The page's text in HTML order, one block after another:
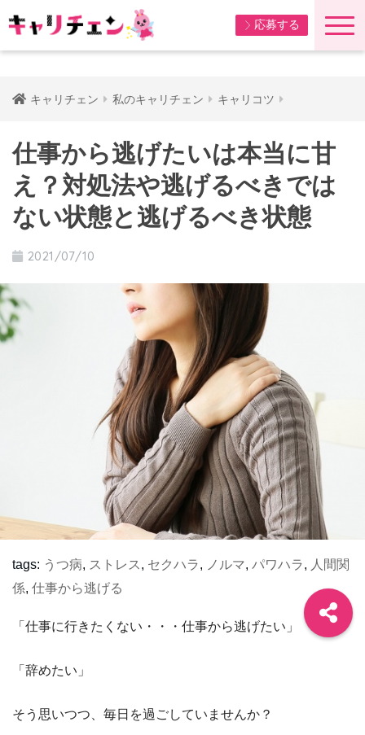
応募する
キャリチェン 私のキャリチェン キャリコツ
仕事から逃げたいは本当に甘
え？対処法や逃げるべきでは
ない状態と逃げるべき状態
2021/07/10
tags: うつ病, ストレス, セクハラ, ノルマ, パワハラ, 人間関
係, 仕事から逃げる
「仕事に行きたくない・・・仕事から逃げたい」
「辞めたい」
そう思いつつ、毎日を過ごしていませんか？